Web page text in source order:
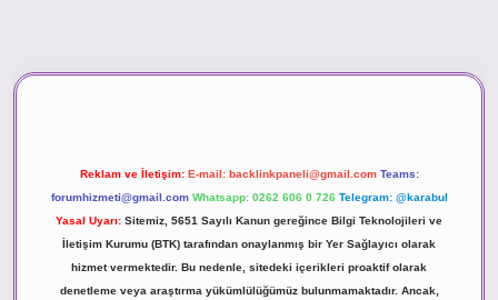
Reklam ve İletişim: E-mail: backlinkpaneli@gmail.com Teams:
forumhizmeti@gmail.com Whatsapp: 0262 606 0 726 Telegram: @karabul
Yasal Uyarı: Sitemiz, 5651 Sayılı Kanun gereğince Bilgi Teknolojileri ve
İletişim Kurumu (BTK) tarafından onaylanmış bir Yer Sağlayıcı olarak
hizmet vermektedir. Bu nedenle, sitedeki içerikleri proaktif olarak
denetleme veya araştırma yükümlülüğümüz bulunmamaktadır. Ancak,